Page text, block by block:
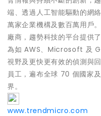
端、透過人工智能驅動的網
萬家企業機構及數百萬用戶
廠商，趨勢科技的平台提供
為如 AWS、Microsoft 及
視野及更快更有效的偵測與
員工，遍布全球 70 個國家
界。
www.trendmicro.com